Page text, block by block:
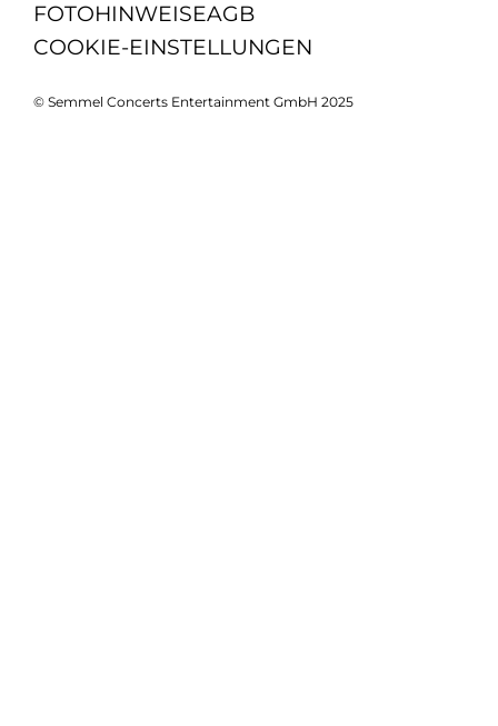
FOTOHINWEISEAGB
COOKIE-EINSTELLUNGEN
© Semmel Concerts Entertainment GmbH 2025